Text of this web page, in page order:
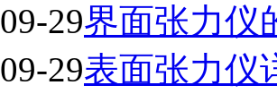
29界面张力仪
29表面张力仪